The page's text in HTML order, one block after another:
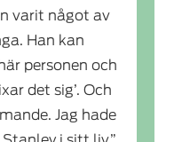
varit något av
Han kan
personen och
det sig’. Och
Jag hade